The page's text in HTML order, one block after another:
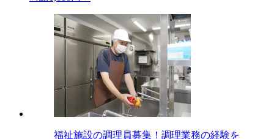
福祉施設の調理員募集！調理業務の経験を